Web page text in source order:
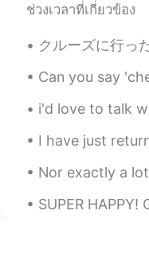
興奮は使わ
JP EN
日本語を学
ートレッス
日本語を学
ートレッス
Japanese
However, if I
like this.
ช่วงเวลาที่เกี่ยวข้อง
クルーズに行ったことがありますか？🛳️ One
Can you say 'cheers' instead of
i'd love to talk with some people in
I have just returned home from my
Nor exactly a lot of healthy food this
SUPER HAPPY! Got a surprise at work